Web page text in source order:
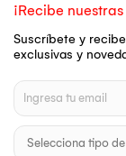
¡Recibe
Suscríbete y
exclusivas y